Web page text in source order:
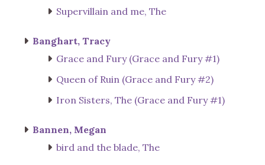
Supervillain and me, The
Banghart, Tracy
Grace and Fury (Grace and Fury #1)
Queen of Ruin (Grace and Fury #2)
Iron Sisters, The (Grace and Fury #1)
Bannen, Megan
bird and the blade, The